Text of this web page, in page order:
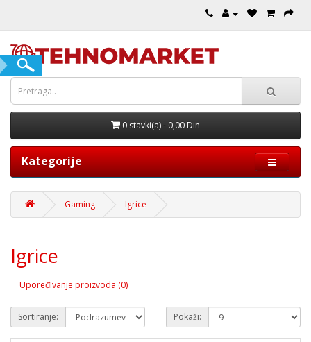
0 stavki(a) - 0,00 Din
Kategorije
Gaming Igrice
Igrice
Upoređivanje proizvoda (0)
Sortiranje: Pokaži: